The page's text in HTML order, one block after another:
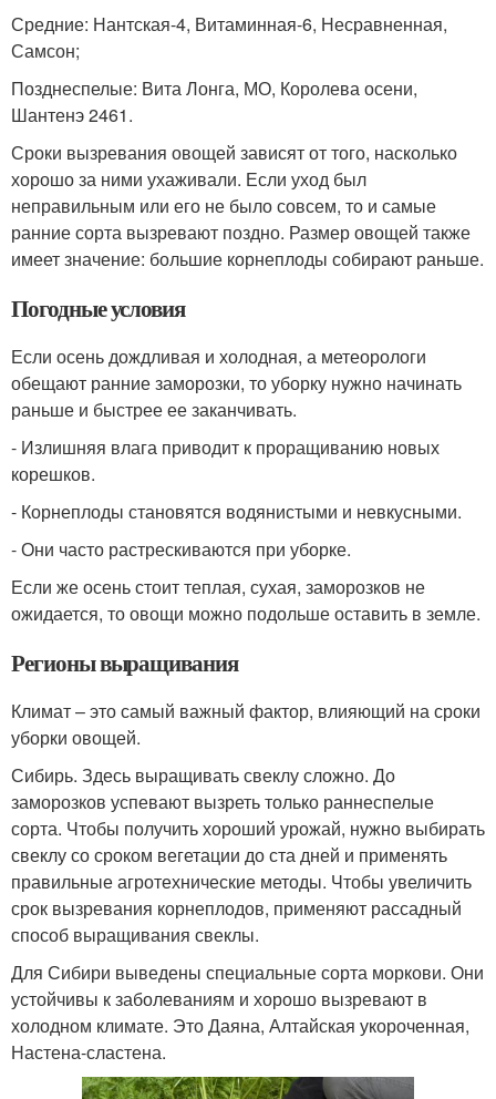
Средние: Нантская-4, Витаминная-6, Несравненная,
Самсон;
Позднеспелые: Вита Лонга, МО, Королева осени,
Шантенэ 2461.
Сроки вызревания овощей зависят от того, насколько
хорошо за ними ухаживали. Если уход был
неправильным или его не было совсем, то и самые
ранние сорта вызревают поздно. Размер овощей также
имеет значение: большие корнеплоды собирают раньше.
Погодные условия
Если осень дождливая и холодная, а метеорологи
обещают ранние заморозки, то уборку нужно начинать
раньше и быстрее ее заканчивать.
- Излишняя влага приводит к проращиванию новых
корешков.
- Корнеплоды становятся водянистыми и невкусными.
- Они часто растрескиваются при уборке.
Если же осень стоит теплая, сухая, заморозков не
ожидается, то овощи можно подольше оставить в земле.
Регионы выращивания
Климат – это самый важный фактор, влияющий на сроки
уборки овощей.
Сибирь. Здесь выращивать свеклу сложно. До
заморозков успевают вызреть только раннеспелые
сорта. Чтобы получить хороший урожай, нужно выбирать
свеклу со сроком вегетации до ста дней и применять
правильные агротехнические методы. Чтобы увеличить
срок вызревания корнеплодов, применяют рассадный
способ выращивания свеклы.
Для Сибири выведены специальные сорта моркови. Они
устойчивы к заболеваниям и хорошо вызревают в
холодном климате. Это Даяна, Алтайская укороченная,
Настена-сластена.